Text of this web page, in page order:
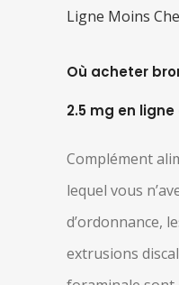
Ligne Moins
Où acheter
2.5 mg en
Complément
lequel vous
d’ordonnance,
extrusions